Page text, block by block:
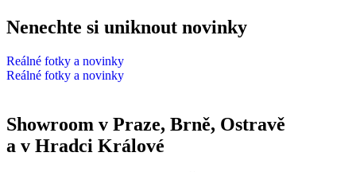
Nenechte si uniknout novinky
Reálné fotky a novinky
Reálné fotky a novinky
Showroom v Praze, Brně, Ostravě
a v Hradci Králové